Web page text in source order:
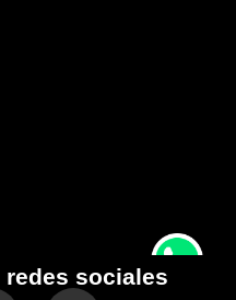
sociales